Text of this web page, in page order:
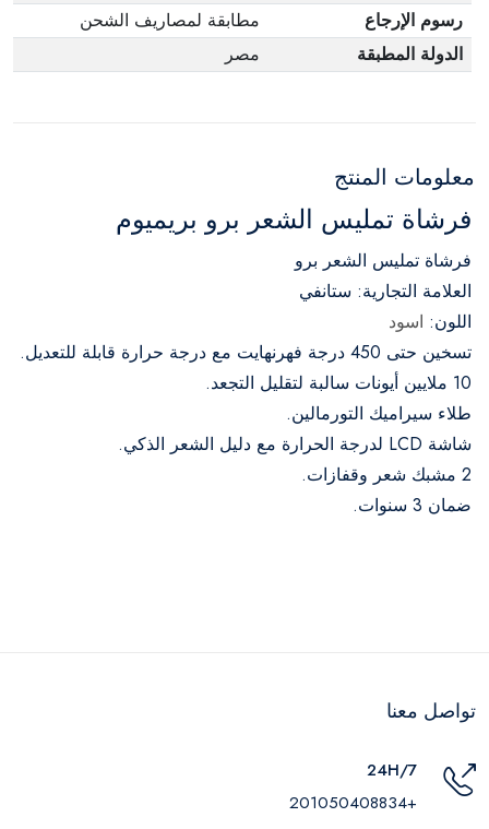
رسوم الإرجاع
مطابقة لمصاريف الشحن
الدولة المطبقة
مصر
معلومات المنتج
فرشاة تمليس الشعر برو بريميوم
فرشاة تمليس الشعر برو
العلامة التجارية: ستانفي
اللون: اسود
تسخين حتى 450 درجة فهرنهايت مع درجة حرارة قابلة للتعديل.
10 ملايين أيونات سالبة لتقليل التجعد.
طلاء سيراميك التورمالين.
شاشة LCD لدرجة الحرارة مع دليل الشعر الذكي.
2 مشبك شعر وقفازات.
ضمان 3 سنوات.
تواصل معنا
24H/7
+201050408834